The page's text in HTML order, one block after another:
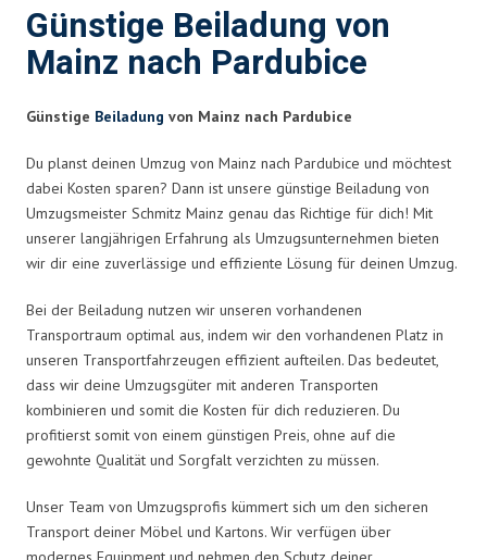
Günstige Beiladung von
Mainz nach Pardubice
Günstige Beiladung von Mainz nach Pardubice
Du planst deinen Umzug von Mainz nach Pardubice und möchtest
dabei Kosten sparen? Dann ist unsere günstige Beiladung von
Umzugsmeister Schmitz Mainz genau das Richtige für dich! Mit
unserer langjährigen Erfahrung als Umzugsunternehmen bieten
wir dir eine zuverlässige und effiziente Lösung für deinen Umzug.
Bei der Beiladung nutzen wir unseren vorhandenen
Transportraum optimal aus, indem wir den vorhandenen Platz in
unseren Transportfahrzeugen effizient aufteilen. Das bedeutet,
dass wir deine Umzugsgüter mit anderen Transporten
kombinieren und somit die Kosten für dich reduzieren. Du
profitierst somit von einem günstigen Preis, ohne auf die
gewohnte Qualität und Sorgfalt verzichten zu müssen.
Unser Team von Umzugsprofis kümmert sich um den sicheren
Transport deiner Möbel und Kartons. Wir verfügen über